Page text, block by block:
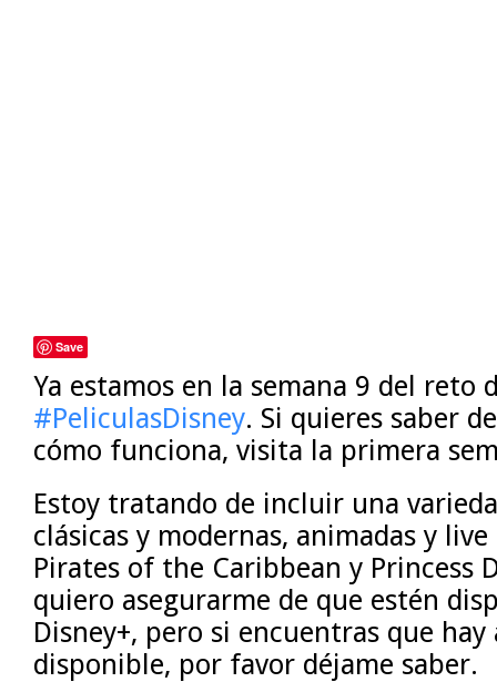
Save
Ya estamos en la semana 9 del reto
#PeliculasDisney. Si quieres saber
cómo funciona, visita la primera
Estoy tratando de incluir una
clásicas y modernas, animadas y
Pirates of the Caribbean y Princess
quiero asegurarme de que estén
Disney+, pero si encuentras que
disponible, por favor déjame saber.